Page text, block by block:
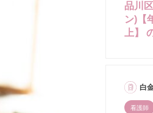
品川
ン)【
上】
白
看護師